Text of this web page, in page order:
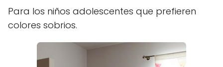
Para los niños adolescentes que prefieren
colores sobrios.